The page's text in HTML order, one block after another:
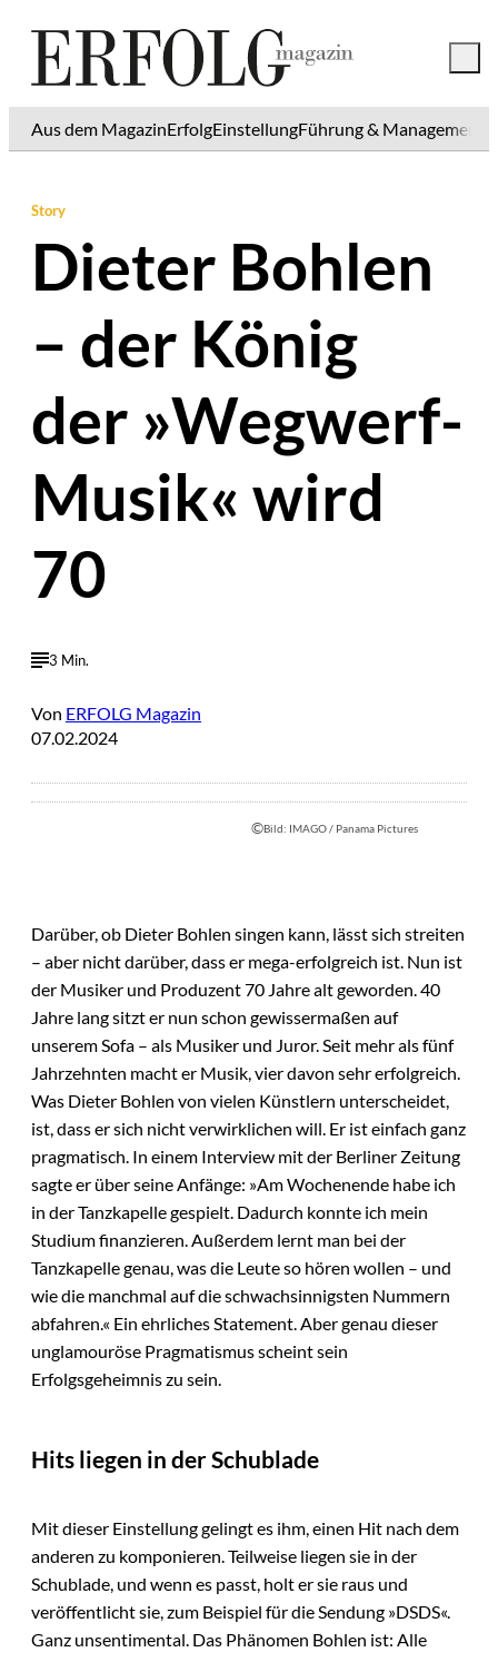
Aus dem MagazinErfolgEinstellungFührung & Management
Story
Dieter Bohlen
– der König
der »Wegwerf-
Musik« wird
70
3 Min.
Von ERFOLG Magazin
07.02.2024
©Bild: IMAGO / Panama Pictures
Darüber, ob Dieter Bohlen singen kann, lässt sich streiten
– aber nicht darüber, dass er mega-erfolgreich ist. Nun ist
der Musiker und Produzent 70 Jahre alt geworden. 40
Jahre lang sitzt er nun schon gewissermaßen auf
unserem Sofa – als Musiker und Juror. Seit mehr als fünf
Jahrzehnten macht er Musik, vier davon sehr erfolgreich.
Was Dieter Bohlen von vielen Künstlern unterscheidet,
ist, dass er sich nicht verwirklichen will. Er ist einfach ganz
pragmatisch. In einem Interview mit der Berliner Zeitung
sagte er über seine Anfänge: »Am Wochenende habe ich
in der Tanzkapelle gespielt. Dadurch konnte ich mein
Studium finanzieren. Außerdem lernt man bei der
Tanzkapelle genau, was die Leute so hören wollen – und
wie die manchmal auf die schwachsinnigsten Nummern
abfahren.« Ein ehrliches Statement. Aber genau dieser
unglamouröse Pragmatismus scheint sein
Erfolgsgeheimnis zu sein.
Hits liegen in der Schublade
Mit dieser Einstellung gelingt es ihm, einen Hit nach dem
anderen zu komponieren. Teilweise liegen sie in der
Schublade, und wenn es passt, holt er sie raus und
veröffentlicht sie, zum Beispiel für die Sendung »DSDS«.
Ganz unsentimental. Das Phänomen Bohlen ist: Alle